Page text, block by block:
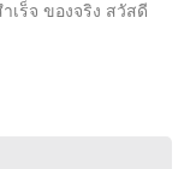
เร็จ ของจริง สวัสดี